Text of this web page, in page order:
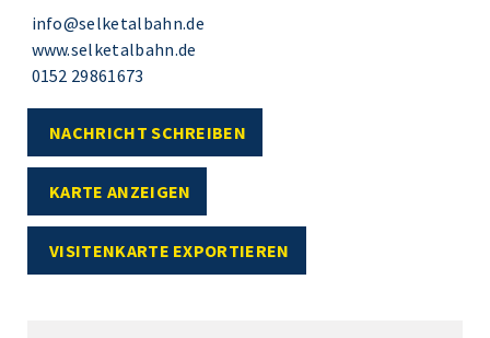
info@selketalbahn.de
www.selketalbahn.de
0152 29861673
NACHRICHT SCHREIBEN
KARTE ANZEIGEN
VISITENKARTE EXPORTIEREN